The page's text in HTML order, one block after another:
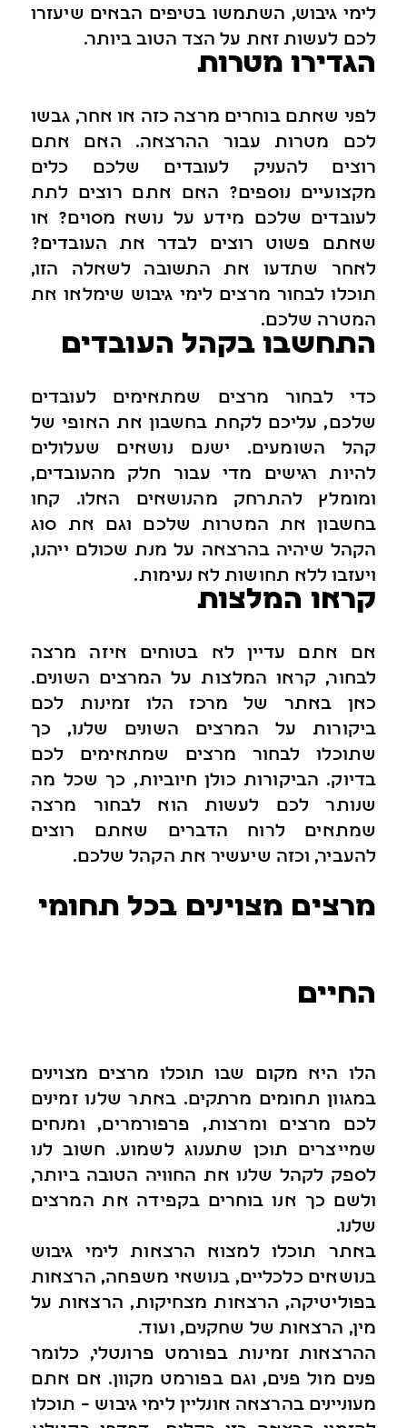
לימי גיבוש, השתמשו בטיפים הבאים שיעזרו
לכם לעשות זאת על הצד הטוב ביותר.
הגדירו מטרות
לפני שאתם בוחרים מרצה כזה או אחר, גבשו
לכם מטרות עבור ההרצאה. האם אתם
רוצים להעניק לעובדים שלכם כלים
מקצועיים נוספים? האם אתם רוצים לתת
לעובדים שלכם מידע על נושא מסוים? או
שאתם פשוט רוצים לבדר את העובדים?
לאחר שתדעו את התשובה לשאלה הזו,
תוכלו לבחור מרצים לימי גיבוש שימלאו את
המטרה שלכם.
התחשבו בקהל העובדים
כדי לבחור מרצים שמתאימים לעובדים
שלכם, עליכם לקחת בחשבון את האופי של
קהל השומעים. ישנם נושאים שעלולים
להיות רגישים מדי עבור חלק מהעובדים,
ומומלץ להתרחק מהנושאים האלו. קחו
בחשבון את המטרות שלכם וגם את סוג
הקהל שיהיה בהרצאה על מנת שכולם ייהנו,
ויעזבו ללא תחושות לא נעימות.
קראו המלצות
אם אתם עדיין לא בטוחים איזה מרצה
לבחור, קראו המלצות על המרצים השונים.
כאן באתר של מרכז הלו זמינות לכם
ביקורות על המרצים השונים שלנו, כך
שתוכלו לבחור מרצים שמתאימים לכם
בדיוק. הביקורות כולן חיוביות, כך שכל מה
שנותר לכם לעשות הוא לבחור מרצה
שמתאים לרוח הדברים שאתם רוצים
להעביר, וכזה שיעשיר את הקהל שלכם.
מרצים מצוינים בכל תחומי
החיים
הלו היא מקום שבו תוכלו מרצים מצוינים
במגוון תחומים מרתקים. באתר שלנו זמינים
לכם מרצים ומרצות, פרפורמרים, ומנחים
שמייצרים תוכן שתענוג לשמוע. חשוב לנו
לספק לקהל שלנו את החוויה הטובה ביותר,
ולשם כך אנו בוחרים בקפידה את המרצים
שלנו.
באתר תוכלו למצוא הרצאות לימי גיבוש
בנושאים כלכליים, בנושאי משפחה, הרצאות
בפוליטיקה, הרצאות מצחיקות, הרצאות על
מין, הרצאות של שחקנים, ועוד.
ההרצאות זמינות בפורמט פרונטלי, כלומר
פנים מול פנים, וגם בפורמט מקוון. אם אתם
מעוניינים בהרצאה אונליין לימי גיבוש – תוכלו